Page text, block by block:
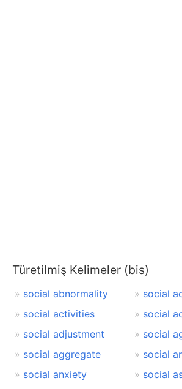
Türetilmiş Kelimeler (bis)
social abnormality
social
social activities
social
social adjustment
social
social aggregate
social
social anxiety
social